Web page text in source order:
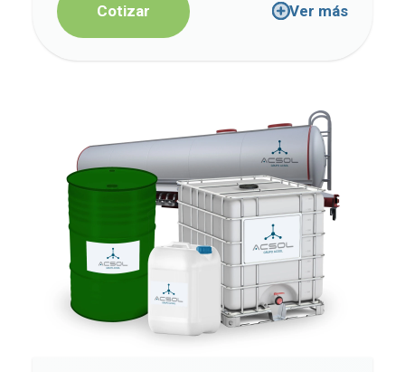
Cotizar Ver más